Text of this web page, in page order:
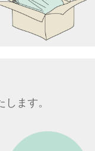
ます。